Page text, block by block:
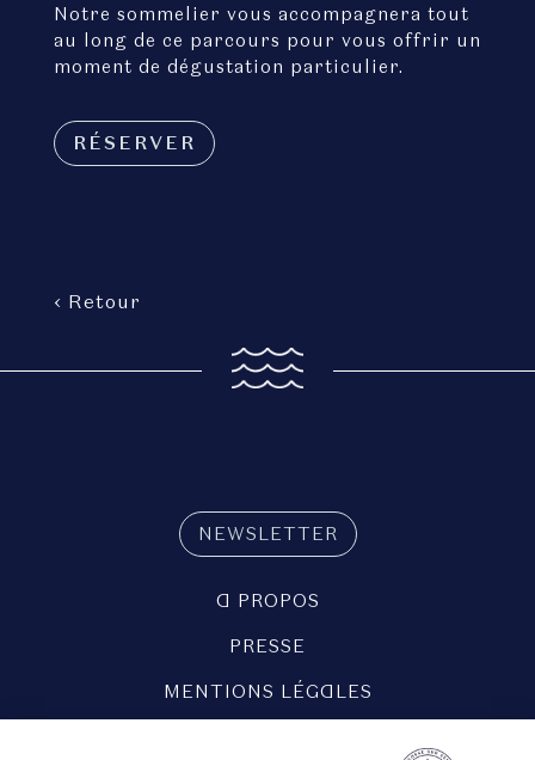
Notre sommelier vous accompagnera tout
au long de ce parcours pour vous offrir un
moment de dégustation particulier.
RÉSERVER
‹ Retour
NEWSLETTER
A PROPOS
PRESSE
MENTIONS LÉGALES